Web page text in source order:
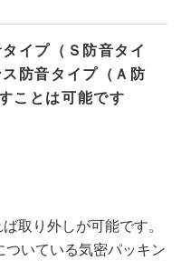
イプ（Ｓ防音タイ
防音タイプ（Ａ防
ことは可能です
取り外しが可能です。
いている気密パッキン